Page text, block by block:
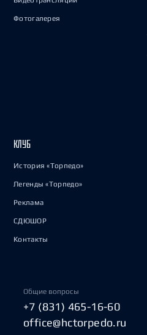
Фотогалерея
КЛУБ
История «Торпедо»
Легенды «Торпедо»
Реклама
СДЮШОР
Контакты
Общие вопросы
+7 (831) 465-16-60
office@hctorpedo.ru